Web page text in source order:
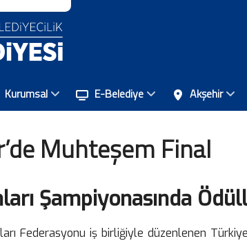
Kurumsal E-Belediye Akşehir
Muhteşem Final
Şampiyonasında
Federasyonu iş birliğiyle düzenlenen Türkiye